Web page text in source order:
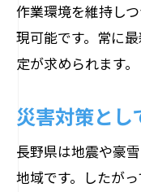
作業環境を維持し
現可能です。常に
定が求められます。
災害対策とし
長野県は地震や豪
地域です。したが